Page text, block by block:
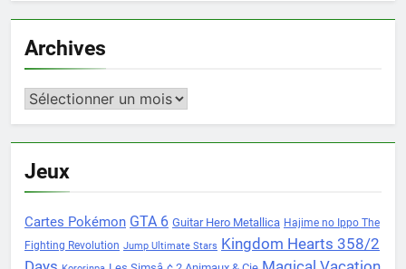
Archives
Archives
Jeux
Cartes Pokémon GTA 6 Guitar Hero Metallica Hajime no Ippo The
Fighting Revolution Jump Ultimate Stars Kingdom Hearts 358/2